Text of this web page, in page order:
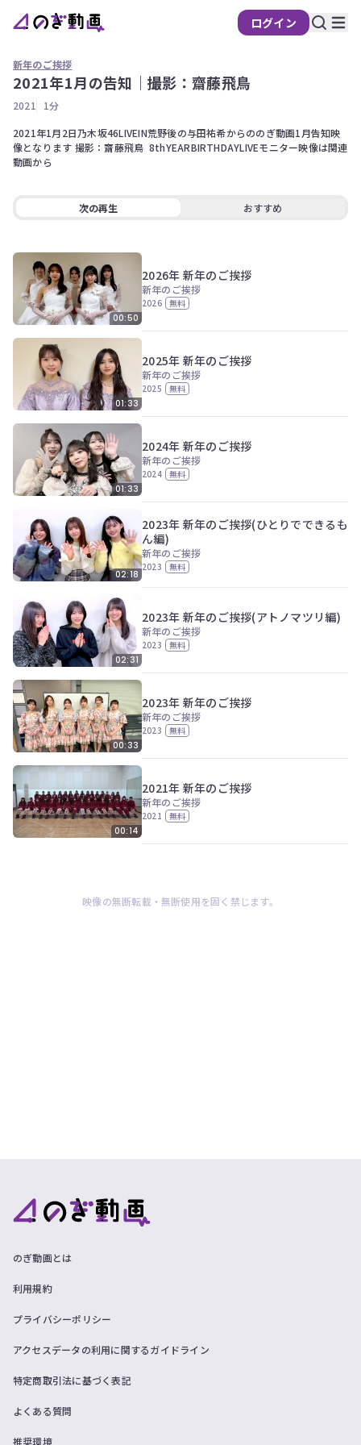
ログイン
0:00 / 1:56
新年のご挨拶
2021年1月の告知｜撮影：齋藤飛鳥
2021
1分
2021年1月2日乃木坂46LIVEIN荒野後の与田祐希からののぎ動画1月告知映
像となります 撮影：齋藤飛鳥  8thYEARBIRTHDAYLIVEモニター映像は関連
動画から
次の再生 おすすめ
00:50
2026年 新年のご挨拶
新年のご挨拶
2026 無料
01:33
2025年 新年のご挨拶
新年のご挨拶
2025 無料
01:33
2024年 新年のご挨拶
新年のご挨拶
2024 無料
02:18
2023年 新年のご挨拶(ひとりでできるも
ん編)
新年のご挨拶
2023 無料
02:31
2023年 新年のご挨拶(アトノマツリ編)
新年のご挨拶
2023 無料
00:33
2023年 新年のご挨拶
新年のご挨拶
2023 無料
00:14
2021年 新年のご挨拶
新年のご挨拶
2021 無料
映像の無断転載・無断使用を固く禁じます。
のぎ動画とは
利用規約
プライバシーポリシー
アクセスデータの利用に関するガイドライン
特定商取引法に基づく表記
よくある質問
推奨環境